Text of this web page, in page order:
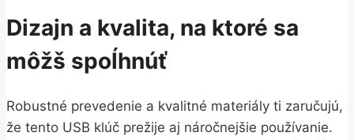
Dizajn a kvalita, na ktoré sa
môžš spoĺhnúť
Robustné prevedenie a kvalitné materiály ti zaručujú,
že tento USB klúč prežije aj náročnejšie používanie.